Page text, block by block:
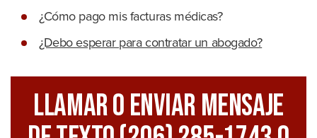
¿Cómo pago mis facturas médicas?
¿Debo esperar para contratar un abogado?
Llamar O Enviar Mensaje